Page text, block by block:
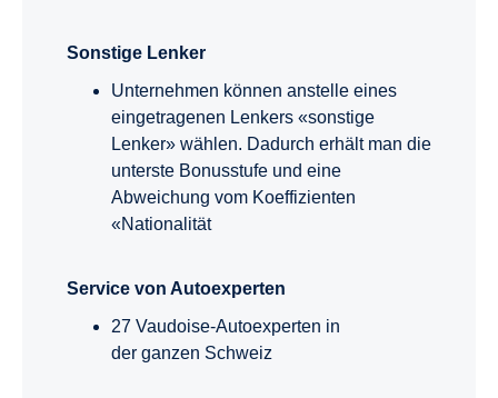
Sonstige Lenker
Unternehmen können anstelle eines
eingetragenen Lenkers «sonstige
Lenker» wählen. Dadurch erhält man die
unterste Bonusstufe und eine
Abweichung vom Koeffizienten
«Nationalität
Service von Autoexperten
27 Vaudoise-Autoexperten in
der ganzen Schweiz